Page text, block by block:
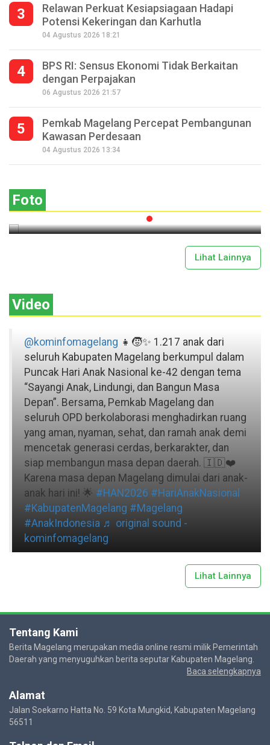
3
Relawan Perkuat Kesiapsiagaan Hadapi
Potensi Kekeringan dan Karhutla
04 Agustus 2026 18:21
4
BPS RI: Sensus Ekonomi Tidak Berkaitan
dengan Perpajakan
06 Agustus 2026 21:57
5
Pemkab Magelang Percepat Pembangunan
Kawasan Perdesaan
04 Agustus 2026 13:34
Foto
Seperempat Abad Perhelatan Festival
Lima Gunung XXV Kobarkan Semangat
Lihat Lainnya
Video
@kominfomagelang 👧🧒✨ 1.217 anak dari
seluruh Kabupaten Magelang berkumpul dalam
Puncak Hari Anak Nasional ke-42 dengan tema
“Sayangi Anak, Lindungi, dan Bangun Masa
Depan”. Bersama, Pemkab Magelang dan
seluruh OPD berkolaborasi menghadirkan ruang
yang aman, nyaman, sehat, dan ramah anak demi
mencetak generasi cerdas, berkarakter, dan
siap membangun masa depan daerah. 🇮🇩❤️
Karena masa depan Magelang dimulai dari anak-
anak hari ini! 🌟 #HAN2026 #HariAnakNasional
#KabupatenMagelang #Magelang
#AnakIndonesia ♬ original sound -
kominfomagelang
Lihat Lainnya
Tentang Kami
Berita Magelang merupakan media online resmi milik Pemerintah
Daerah yang menyuguhkan berita seputar Kabupaten Magelang.
Baca selengkapnya
Alamat
Jalan Soekarno Hatta No. 59 Kota Mungkid, Kabupaten Magelang
56511